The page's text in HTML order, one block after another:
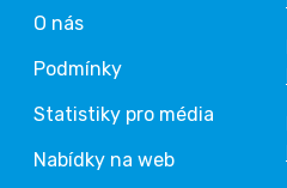
O nás
Podmínky
Statistiky pro média
Nabídky na web